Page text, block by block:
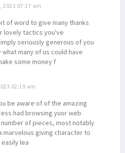
2023 07:17 am
of word to give many thanks
lovely tactics you've
seriously generous of you
many of us could have
some money f
02:19 am
be aware of of the amazing
had browsing yuor web
of pieces, most notably
marvelous giving character to
lea